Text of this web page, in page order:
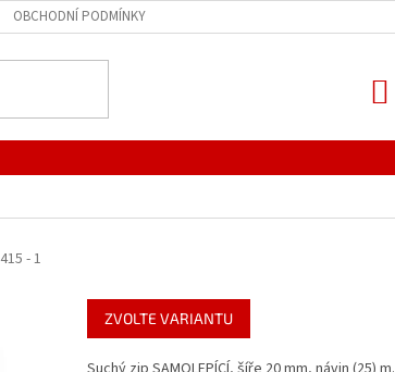
OBCHODNÍ PODMÍNKY
415 - 1
ZVOLTE VARIANTU